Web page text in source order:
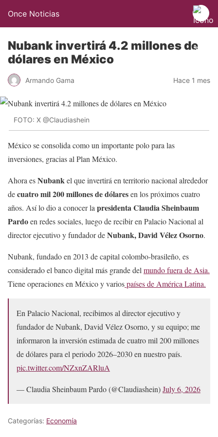
Once Noticias
Nubank invertirá 4.2 millones de
dólares en México
Armando Gama Hace 1 mes
FOTO: X @Claudiashein
México se consolida como un importante polo para las
inversiones, gracias al Plan México.
Ahora esNubankel que invertirá en territorio nacional alrededor
decuatro mil 200 millones de dólaresen los próximos cuatro
años. Así lo dio a conocer la presidenta Claudia Sheinbaum
Pardoen redes sociales, luego de recibir en Palacio Nacional al
director ejecutivo y fundador deNubank, David Vélez Osorno.
Nubank, fundado en 2013 de capital colombo-brasileño, es
considerado el banco digital más grande del mundo fuera de Asia.
Tiene operaciones en México y variospaíses de América Latina.
En Palacio Nacional, recibimos al director ejecutivo y
fundador de Nubank, David Vélez Osorno, y su equipo; me
informaron la inversión estimada de cuatro mil 200 millones
de dólares para el periodo 2026–2030 en nuestro país.
pic.twitter.com/NZxnZARluA
— Claudia Sheinbaum Pardo (@Claudiashein)July 6, 2026
Categorías: Economía